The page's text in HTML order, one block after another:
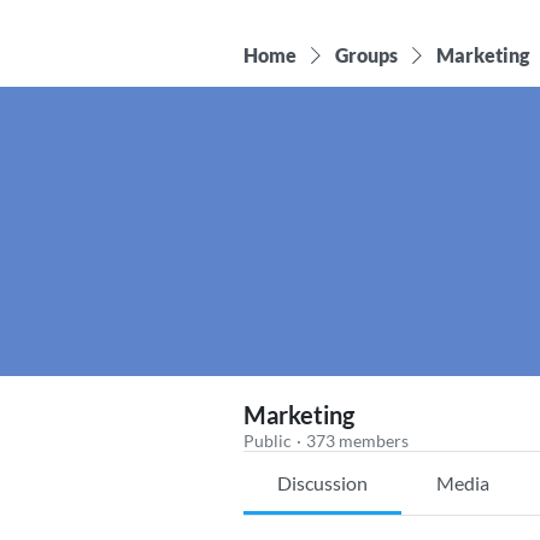
Home Groups Marketing
Marketing
Public · 373 members
Discussion Media